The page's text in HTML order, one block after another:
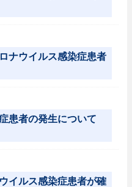
ナウイルス感染症患者
患者の発生について
イルス感染症患者が確